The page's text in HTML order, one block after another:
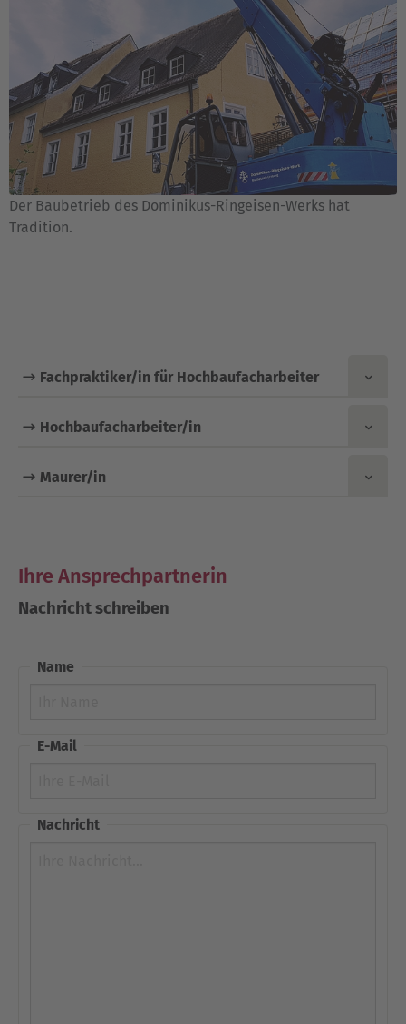
Der Baubetrieb des Dominikus-Ringeisen-Werks hat
Tradition.
Fachpraktiker/in für Hochbaufacharbeiter
Hochbaufacharbeiter/in
Maurer/in
Ihre Ansprechpartnerin
Nachricht schreiben
Name
E-Mail
Nachricht